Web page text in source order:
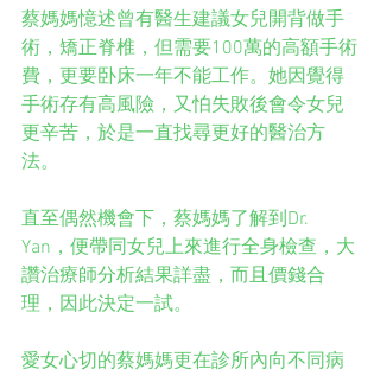
蔡媽媽憶述曾有醫生建議女兒開背做手
術，矯正脊椎，但需要100萬的高額手術
費，更要卧床一年不能工作。她因覺得
手術存有高風險，又怕失敗後會令女兒
更辛苦，於是一直找尋更好的醫治方
法。
直至偶然機會下，蔡媽媽了解到Dr.
Yan，便帶同女兒上來進行全身檢查，大
讚治療師分析結果詳盡，而且價錢合
理，因此決定一試。
愛女心切的蔡媽媽更在診所內向不同病